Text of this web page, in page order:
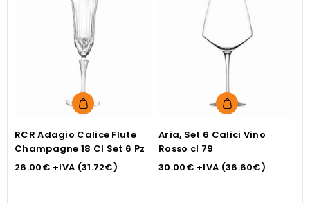
RCR Adagio Calice Flute
Champagne 18 Cl Set 6 Pz
26.00€ +IVA (31.72€)
Aria, Set 6 Calici Vino
Rosso cl 79
30.00€ +IVA (36.60€)